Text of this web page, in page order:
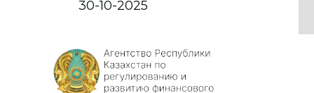
30-10-2025